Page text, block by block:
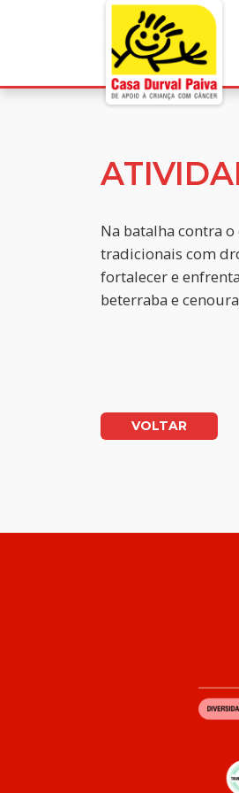
Na batalha contra
tradicionais com
fortalecer e
beterraba e
VOLTAR